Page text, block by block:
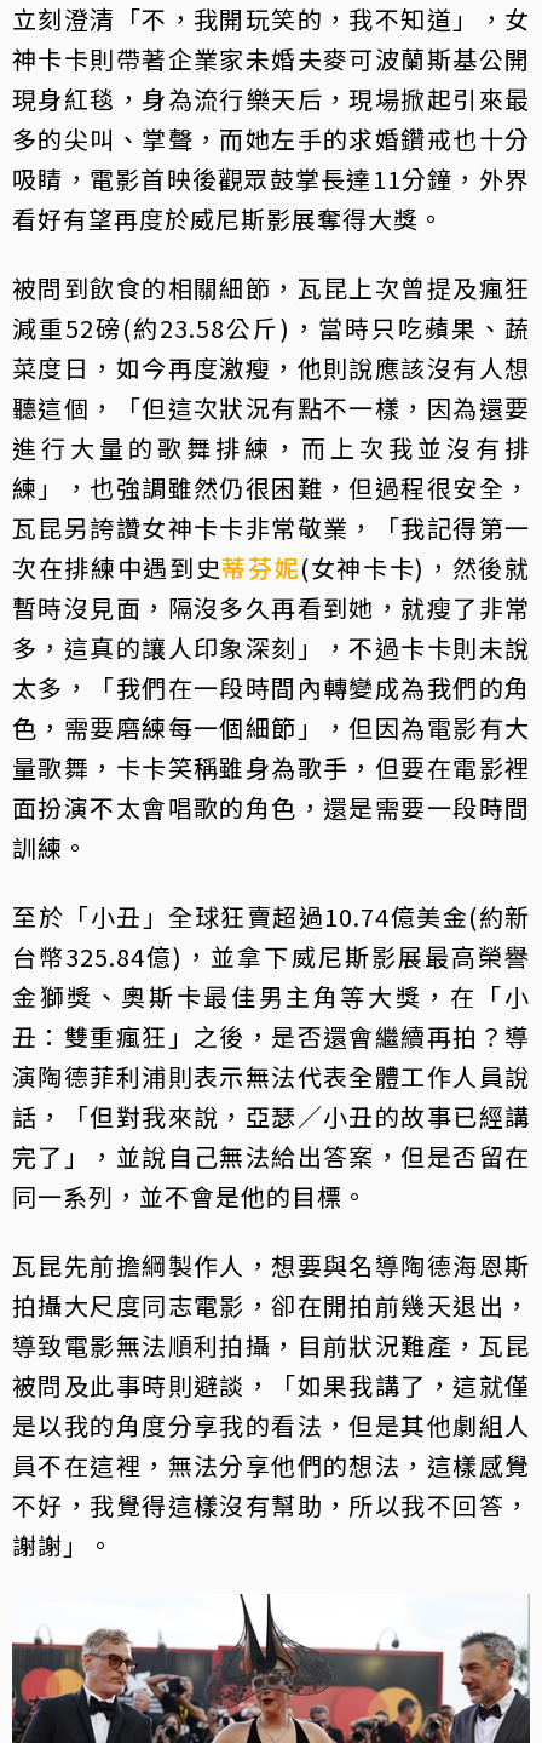
立刻澄清「不，我開玩笑的，我不知道」，女
神卡卡則帶著企業家未婚夫麥可波蘭斯基公開
現身紅毯，身為流行樂天后，現場掀起引來最
多的尖叫、掌聲，而她左手的求婚鑽戒也十分
吸睛，電影首映後觀眾鼓掌長達11分鐘，外界
看好有望再度於威尼斯影展奪得大獎。
被問到飲食的相關細節，瓦昆上次曾提及瘋狂
減重52磅(約23.58公斤)，當時只吃蘋果、蔬
菜度日，如今再度激瘦，他則說應該沒有人想
聽這個，「但這次狀況有點不一樣，因為還要
進行大量的歌舞排練，而上次我並沒有排
練」，也強調雖然仍很困難，但過程很安全，
瓦昆另誇讚女神卡卡非常敬業，「我記得第一
次在排練中遇到史蒂芬妮(女神卡卡)，然後就
暫時沒見面，隔沒多久再看到她，就瘦了非常
多，這真的讓人印象深刻」，不過卡卡則未說
太多，「我們在一段時間內轉變成為我們的角
色，需要磨練每一個細節」，但因為電影有大
量歌舞，卡卡笑稱雖身為歌手，但要在電影裡
面扮演不太會唱歌的角色，還是需要一段時間
訓練。
至於「小丑」全球狂賣超過10.74億美金(約新
台幣325.84億)，並拿下威尼斯影展最高榮譽
金獅獎、奧斯卡最佳男主角等大獎，在「小
丑：雙重瘋狂」之後，是否還會繼續再拍？導
演陶德菲利浦則表示無法代表全體工作人員說
話，「但對我來說，亞瑟／小丑的故事已經講
完了」，並說自己無法給出答案，但是否留在
同一系列，並不會是他的目標。
瓦昆先前擔綱製作人，想要與名導陶德海恩斯
拍攝大尺度同志電影，卻在開拍前幾天退出，
導致電影無法順利拍攝，目前狀況難產，瓦昆
被問及此事時則避談，「如果我講了，這就僅
是以我的角度分享我的看法，但是其他劇組人
員不在這裡，無法分享他們的想法，這樣感覺
不好，我覺得這樣沒有幫助，所以我不回答，
謝謝」。